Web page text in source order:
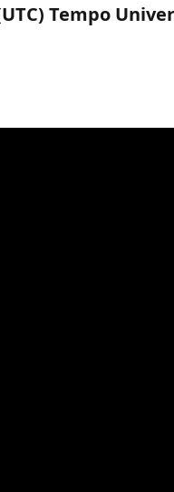
Tempo